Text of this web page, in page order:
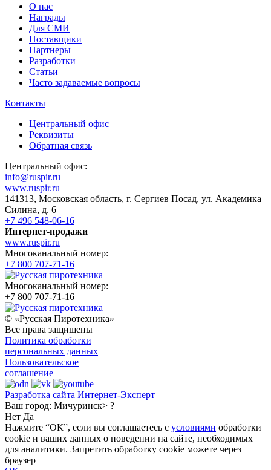
О нас
Награды
Для СМИ
Поставщики
Партнеры
Разработки
Статьи
Часто задаваемые вопросы
Контакты
Центральный офис
Реквизиты
Обратная связь
Центральный офис:
info@ruspir.ru
www.ruspir.ru
141313, Московская область, г. Сергиев Посад, ул. Академика
Силина, д. 6
+7 496 548-06-16
Интернет-продажи
www.ruspir.ru
Многоканальный номер:
+7 800 707-71-16
Многоканальный номер:
+7 800 707-71-16
© «Русская Пиротехника»
Все права защищены
Политика обработки
персональных данных
Пользовательское
соглашение
Разработка сайта Интернет-Эксперт
Ваш город: Мичуринск> ?
Нет Да
Нажмите “ОК”, если вы соглашаетесь с условиями обработки
cookie и ваших данных о поведении на сайте, необходимых
для аналитики. Запретить обработку cookie можете через
браузер